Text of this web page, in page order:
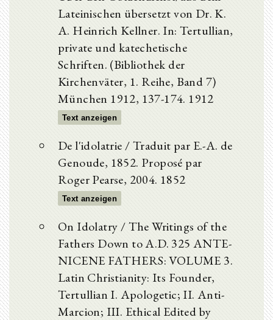
Lateinischen übersetzt von Dr. K.
A. Heinrich Kellner. In: Tertullian,
private und katechetische
Schriften. (Bibliothek der
Kirchenväter, 1. Reihe, Band 7)
München 1912, 137-174. 1912
Text anzeigen
De l'idolatrie / Traduit par E.-A. de
Genoude, 1852. Proposé par
Roger Pearse, 2004. 1852
Text anzeigen
On Idolatry / The Writings of the
Fathers Down to A.D. 325 ANTE-
NICENE FATHERS: VOLUME 3.
Latin Christianity: Its Founder,
Tertullian I. Apologetic; II. Anti-
Marcion; III. Ethical Edited by